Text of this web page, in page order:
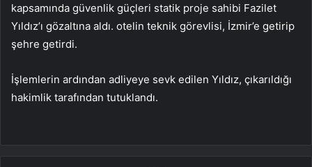
kapsamında güvenlik güçleri statik proje sahibi Fazilet
Yıldız’ı gözaltına aldı. otelin teknik görevlisi, İzmir’e getirip
şehre getirdi.
İşlemlerin ardından adliyeye sevk edilen Yıldız, çıkarıldığı
hakimlik tarafından tutuklandı.